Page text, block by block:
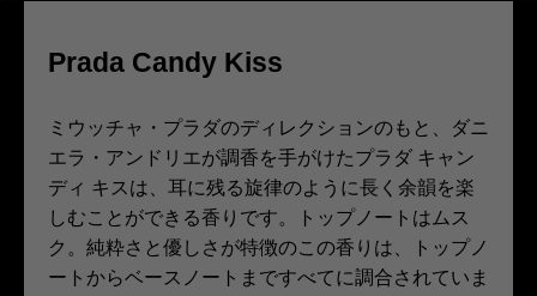
Prada Candy Kiss
ミウッチャ・プラダのディレクションのもと、ダニ
エラ・アンドリエが調香を手がけたプラダ キャン
ディ キスは、耳に残る旋律のように長く余韻を楽
しむことができる香りです。トップノートはムス
ク。純粋さと優しさが特徴のこの香りは、トップノ
ートからベースノートまですべてに調合されていま